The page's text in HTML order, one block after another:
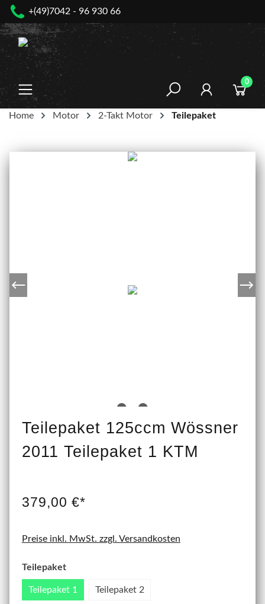
springen
+(49)7042 - 96 930 66
0
Home Motor 2-Takt Motor Teilepaket
Teilepaket 125ccm Wössner
2011 Teilepaket 1 KTM
379,00 €*
Preise inkl. MwSt. zzgl. Versandkosten
Teilepaket
Teilepaket 1 Teilepaket 2